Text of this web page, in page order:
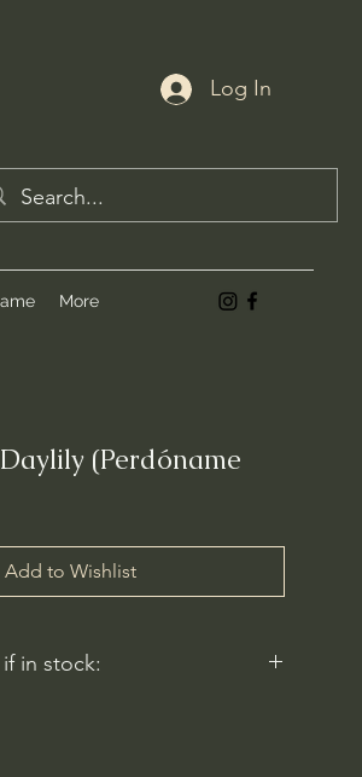
Log In
More
(Perdóname
Add to Wishlist
in stock:
carry this in stock.